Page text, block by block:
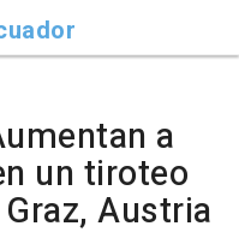
a
un tiroteo
Austria